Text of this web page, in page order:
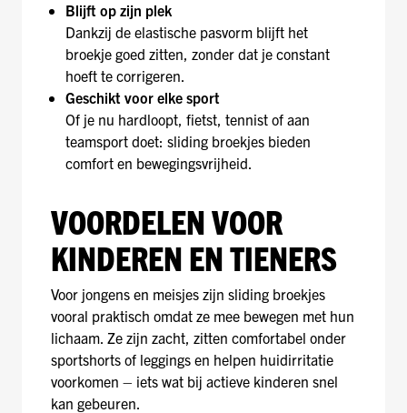
Blijft op zijn plek
Dankzij de elastische pasvorm blijft het
broekje goed zitten, zonder dat je constant
hoeft te corrigeren.
Geschikt voor elke sport
Of je nu hardloopt, fietst, tennist of aan
teamsport doet: sliding broekjes bieden
comfort en bewegingsvrijheid.
VOORDELEN VOOR
KINDEREN EN TIENERS
Voor jongens en meisjes zijn sliding broekjes
vooral praktisch omdat ze mee bewegen met hun
lichaam. Ze zijn zacht, zitten comfortabel onder
sportshorts of leggings en helpen huidirritatie
voorkomen – iets wat bij actieve kinderen snel
kan gebeuren.